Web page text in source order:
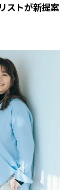
ストが新提案